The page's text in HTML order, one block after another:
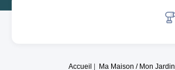
Accueil Ma Maison / Mon Jardin